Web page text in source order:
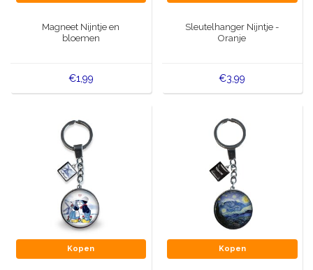
Magneet Nijntje en
bloemen
€1,99
Sleutelhanger Nijntje -
Oranje
€3,99
Kopen Kopen